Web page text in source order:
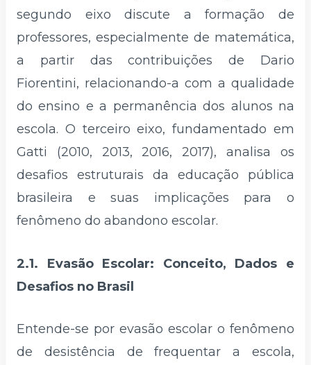
segundo eixo discute a formação de
professores, especialmente de matemática,
a partir das contribuições de Dario
Fiorentini, relacionando-a com a qualidade
do ensino e a permanência dos alunos na
escola. O terceiro eixo, fundamentado em
Gatti (2010, 2013, 2016, 2017), analisa os
desafios estruturais da educação pública
brasileira e suas implicações para o
fenômeno do abandono escolar.
2.1. Evasão Escolar: Conceito, Dados e
Desafios no Brasil
Entende-se por evasão escolar o fenômeno
de desistência de frequentar a escola,